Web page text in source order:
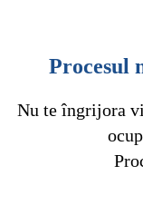
Procesul
Nu te îngrijora